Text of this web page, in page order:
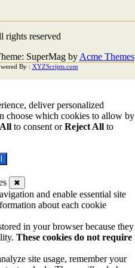
reserved
SuperMag by Acme Themes
By : XYZScripts.com
deliver personalized
choose which cookies to allow by
to consent orReject All to
✖
and enable essential site
about each cookie
in your browser because they
These cookies do not require
site usage, remember your